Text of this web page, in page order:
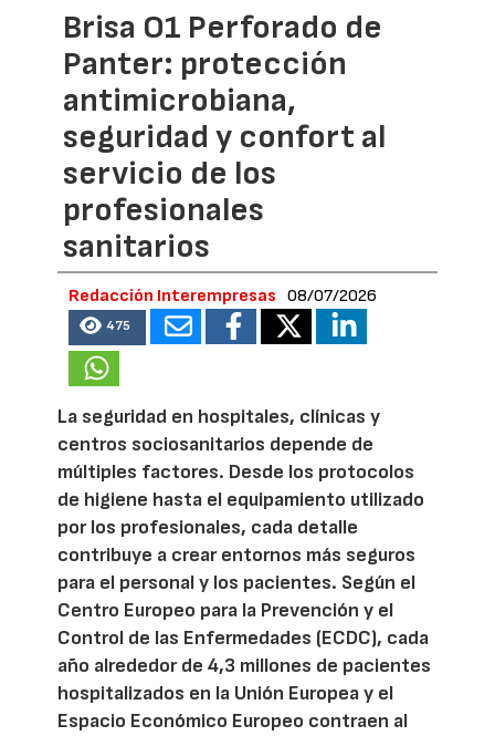
Brisa O1 Perforado de
Panter: protección
antimicrobiana,
seguridad y confort al
servicio de los
profesionales
sanitarios
Redacción Interempresas 08/07/2026
475
La seguridad en hospitales, clínicas y
centros sociosanitarios depende de
múltiples factores. Desde los protocolos
de higiene hasta el equipamiento utilizado
por los profesionales, cada detalle
contribuye a crear entornos más seguros
para el personal y los pacientes. Según el
Centro Europeo para la Prevención y el
Control de las Enfermedades (ECDC), cada
año alrededor de 4,3 millones de pacientes
hospitalizados en la Unión Europea y el
Espacio Económico Europeo contraen al